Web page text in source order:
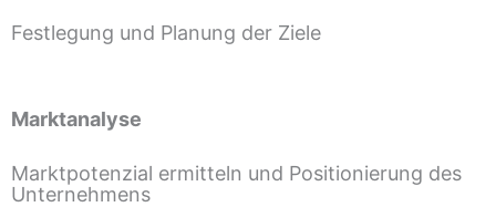
Festlegung und Planung der Ziele
Marktanalyse
Marktpotenzial ermitteln und Positionierung des
Unternehmens